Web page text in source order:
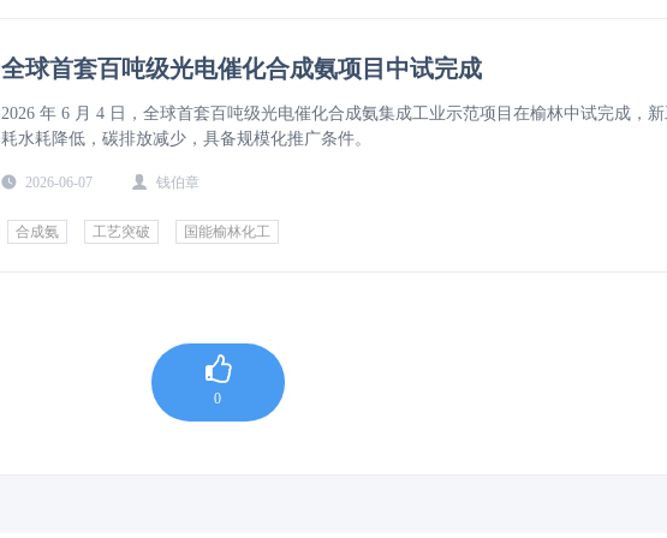
全球首套百吨级光电催化合成氨项目中试完成
2026 年 6 月 4 日，全球首套百吨级光电催化合成氨集成工业示范项目在榆林中试完成，
耗水耗降低，碳排放减少，具备规模化推广条件。
2026-06-07 钱伯章
合成氨 工艺突破 国能榆林化工
0